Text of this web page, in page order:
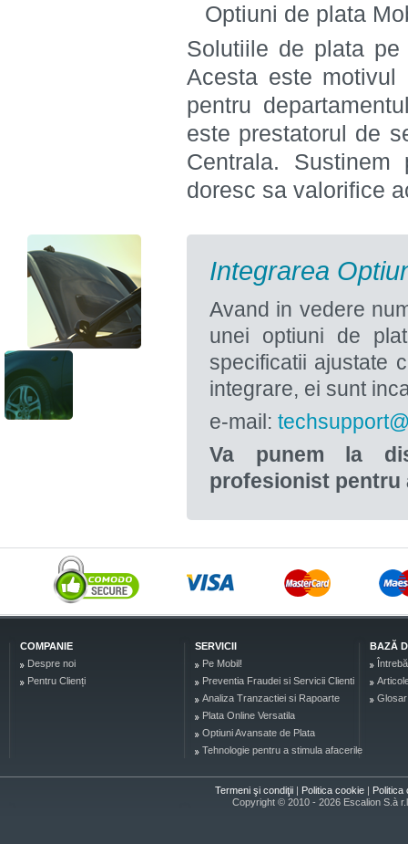
Optiuni de plata
Solutiile de plata
Acesta este
pentru
este prestatorul de
Centrala.
doresc sa valorifice
Integrarea
Avand in vedere
unei optiuni de
specificatii ajustate
integrare, ei sunt
e-mail:
Va punem la
profesionist pentru
COMPANIE
Despre noi
Pentru Clienți
SERVICII
Pe Mobil!
Preventia Fraudei si Servicii Clienti
Analiza Tranzactiei si Rapoarte
Plata Online Versatila
Optiuni Avansate de Plata
Tehnologie pentru a stimula afacerile
BAZĂ
Glosar
Termeni şi condiţii Politica cookie
Politica
Copyright © 2010 - 2026 Escalion S.à